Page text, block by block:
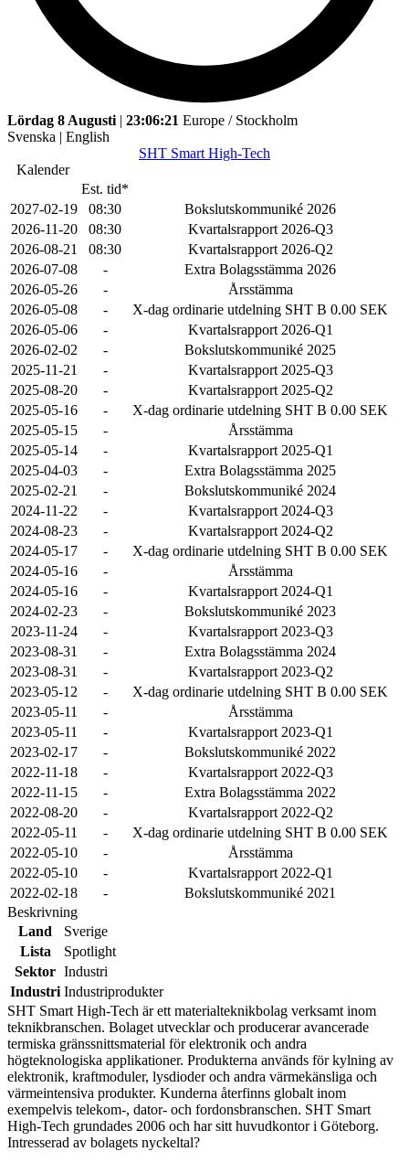
Lördag 8 Augusti | 23:06:21 Europe / Stockholm
Svenska | English
SHT Smart High-Tech
Kalender
Est. tid*
2027-02-19
08:30
Bokslutskommuniké 2026
2026-11-20
08:30
Kvartalsrapport 2026-Q3
2026-08-21
08:30
Kvartalsrapport 2026-Q2
2026-07-08
-
Extra Bolagsstämma 2026
2026-05-26
-
Årsstämma
2026-05-08
-
X-dag ordinarie utdelning SHT B 0.00 SEK
2026-05-06
-
Kvartalsrapport 2026-Q1
2026-02-02
-
Bokslutskommuniké 2025
2025-11-21
-
Kvartalsrapport 2025-Q3
2025-08-20
-
Kvartalsrapport 2025-Q2
2025-05-16
-
X-dag ordinarie utdelning SHT B 0.00 SEK
2025-05-15
-
Årsstämma
2025-05-14
-
Kvartalsrapport 2025-Q1
2025-04-03
-
Extra Bolagsstämma 2025
2025-02-21
-
Bokslutskommuniké 2024
2024-11-22
-
Kvartalsrapport 2024-Q3
2024-08-23
-
Kvartalsrapport 2024-Q2
2024-05-17
-
X-dag ordinarie utdelning SHT B 0.00 SEK
2024-05-16
-
Årsstämma
2024-05-16
-
Kvartalsrapport 2024-Q1
2024-02-23
-
Bokslutskommuniké 2023
2023-11-24
-
Kvartalsrapport 2023-Q3
2023-08-31
-
Extra Bolagsstämma 2024
2023-08-31
-
Kvartalsrapport 2023-Q2
2023-05-12
-
X-dag ordinarie utdelning SHT B 0.00 SEK
2023-05-11
-
Årsstämma
2023-05-11
-
Kvartalsrapport 2023-Q1
2023-02-17
-
Bokslutskommuniké 2022
2022-11-18
-
Kvartalsrapport 2022-Q3
2022-11-15
-
Extra Bolagsstämma 2022
2022-08-20
-
Kvartalsrapport 2022-Q2
2022-05-11
-
X-dag ordinarie utdelning SHT B 0.00 SEK
2022-05-10
-
Årsstämma
2022-05-10
-
Kvartalsrapport 2022-Q1
2022-02-18
-
Bokslutskommuniké 2021
Beskrivning
Land
Sverige
Lista
Spotlight
Sektor Industri
Industri Industriprodukter
SHT Smart High-Tech är ett materialteknikbolag verksamt inom
teknikbranschen. Bolaget utvecklar och producerar avancerade
termiska gränssnittsmaterial för elektronik och andra
högteknologiska applikationer. Produkterna används för kylning av
elektronik, kraftmoduler, lysdioder och andra värmekänsliga och
värmeintensiva produkter. Kunderna återfinns globalt inom
exempelvis telekom-, dator- och fordonsbranschen. SHT Smart
High-Tech grundades 2006 och har sitt huvudkontor i Göteborg.
Intresserad av bolagets nyckeltal?